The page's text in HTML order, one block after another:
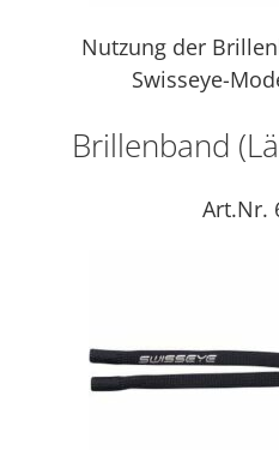
Nutzung der
Swisseye-
Brillenband
Art.Nr.